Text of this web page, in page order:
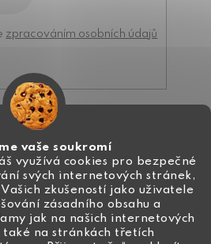
vaše soukromí
využívá cookies pro bezpečné
svých internetových stránek,
zkušeností jako uživatele
zásadního obsahu a
jak na našich internetových
na stránkách třetích
zpracováním osobních údajů